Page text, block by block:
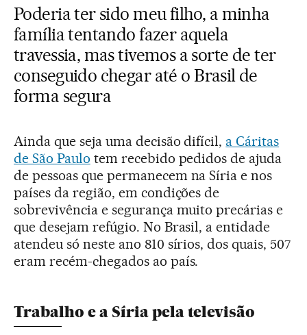
Poderia ter sido meu filho, a minha
família tentando fazer aquela
travessia, mas tivemos a sorte de ter
conseguido chegar até o Brasil de
forma segura
Ainda que seja uma decisão difícil, a Cáritas
de São Paulo tem recebido pedidos de ajuda
de pessoas que permanecem na Síria e nos
países da região, em condições de
sobrevivência e segurança muito precárias e
que desejam refúgio. No Brasil, a entidade
atendeu só neste ano 810 sírios, dos quais, 507
eram recém-chegados ao país.
Trabalho e a Síria pela televisão